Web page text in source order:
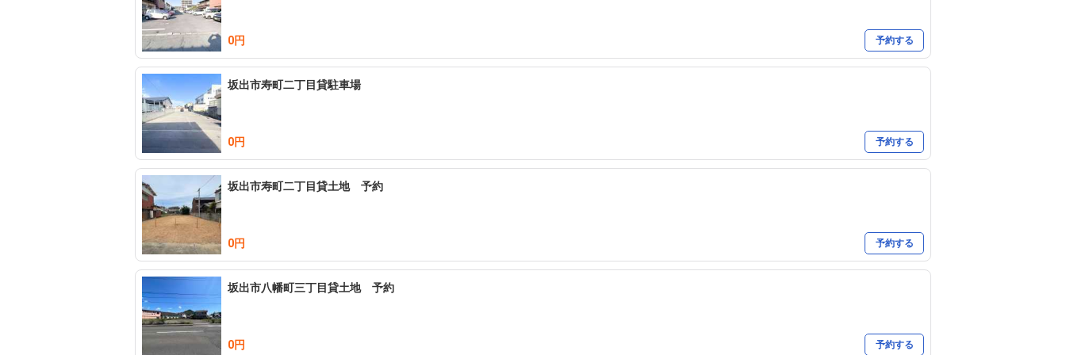
0円 予約する
坂出市寿町二丁目貸駐車場
0円 予約する
坂出市寿町二丁目貸土地 予約
0円 予約する
坂出市八幡町三丁目貸土地 予約
0円 予約する